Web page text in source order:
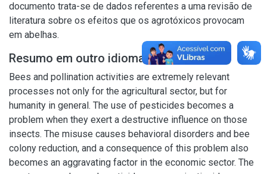
documento trata-se de dados referentes a uma revisão de
literatura sobre os efeitos que os agrotóxicos provocam
em abelhas.
Resumo em outro idioma
Bees and pollination activities are extremely relevant
processes not only for the agricultural sector, but for
humanity in general. The use of pesticides becomes a
problem when they exert a destructive influence on those
insects. The misuse causes behavioral disorders and bee
colony reduction, and a consequence of this problem also
becomes an aggravating factor in the economic sector. The